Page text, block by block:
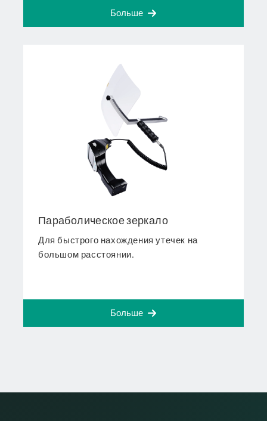
Больше
Параболическое зеркало
Для быстрого нахождения утечек на
большом расстоянии.
Больше